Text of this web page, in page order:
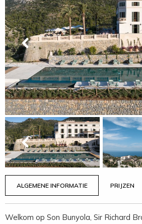
ALGEMENE INFORMATIE PRIJZEN
Welkom op Son Bunyola, Sir Richard